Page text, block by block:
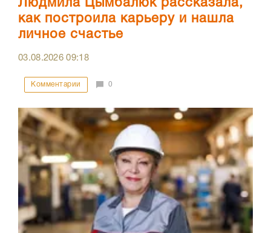
Людмила Цымбалюк рассказала,
как построила карьеру и нашла
личное счастье
03.08.202609:18
Комментарии 0